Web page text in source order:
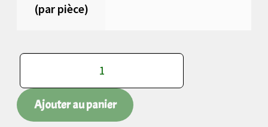
(par pièce)
quantité
de
Fidget
à
Ajouter au panier